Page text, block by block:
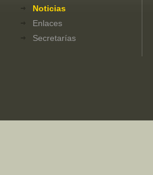
Noticias
Enlaces
Secretarías